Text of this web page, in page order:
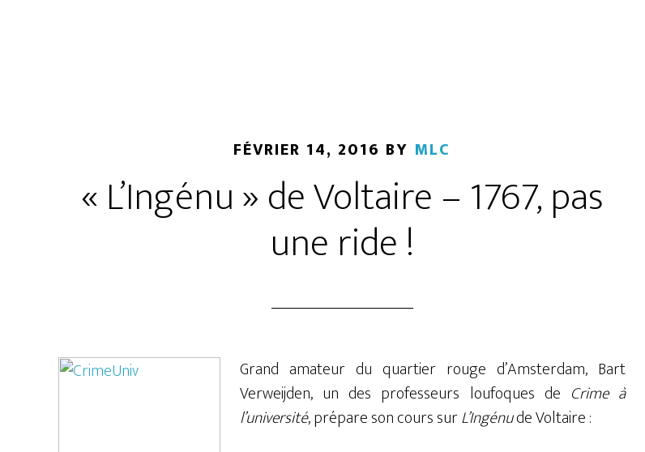
FÉVRIER 14, 2016 BY MLC
« L’Ingénu » de Voltaire – 1767, pas
une ride !
Grand amateur du quartier rouge d’Amsterdam, Bart
Verweijden, un des professeurs loufoques de Crime à
l’université, prépare son cours surL’Ingénude Voltaire :